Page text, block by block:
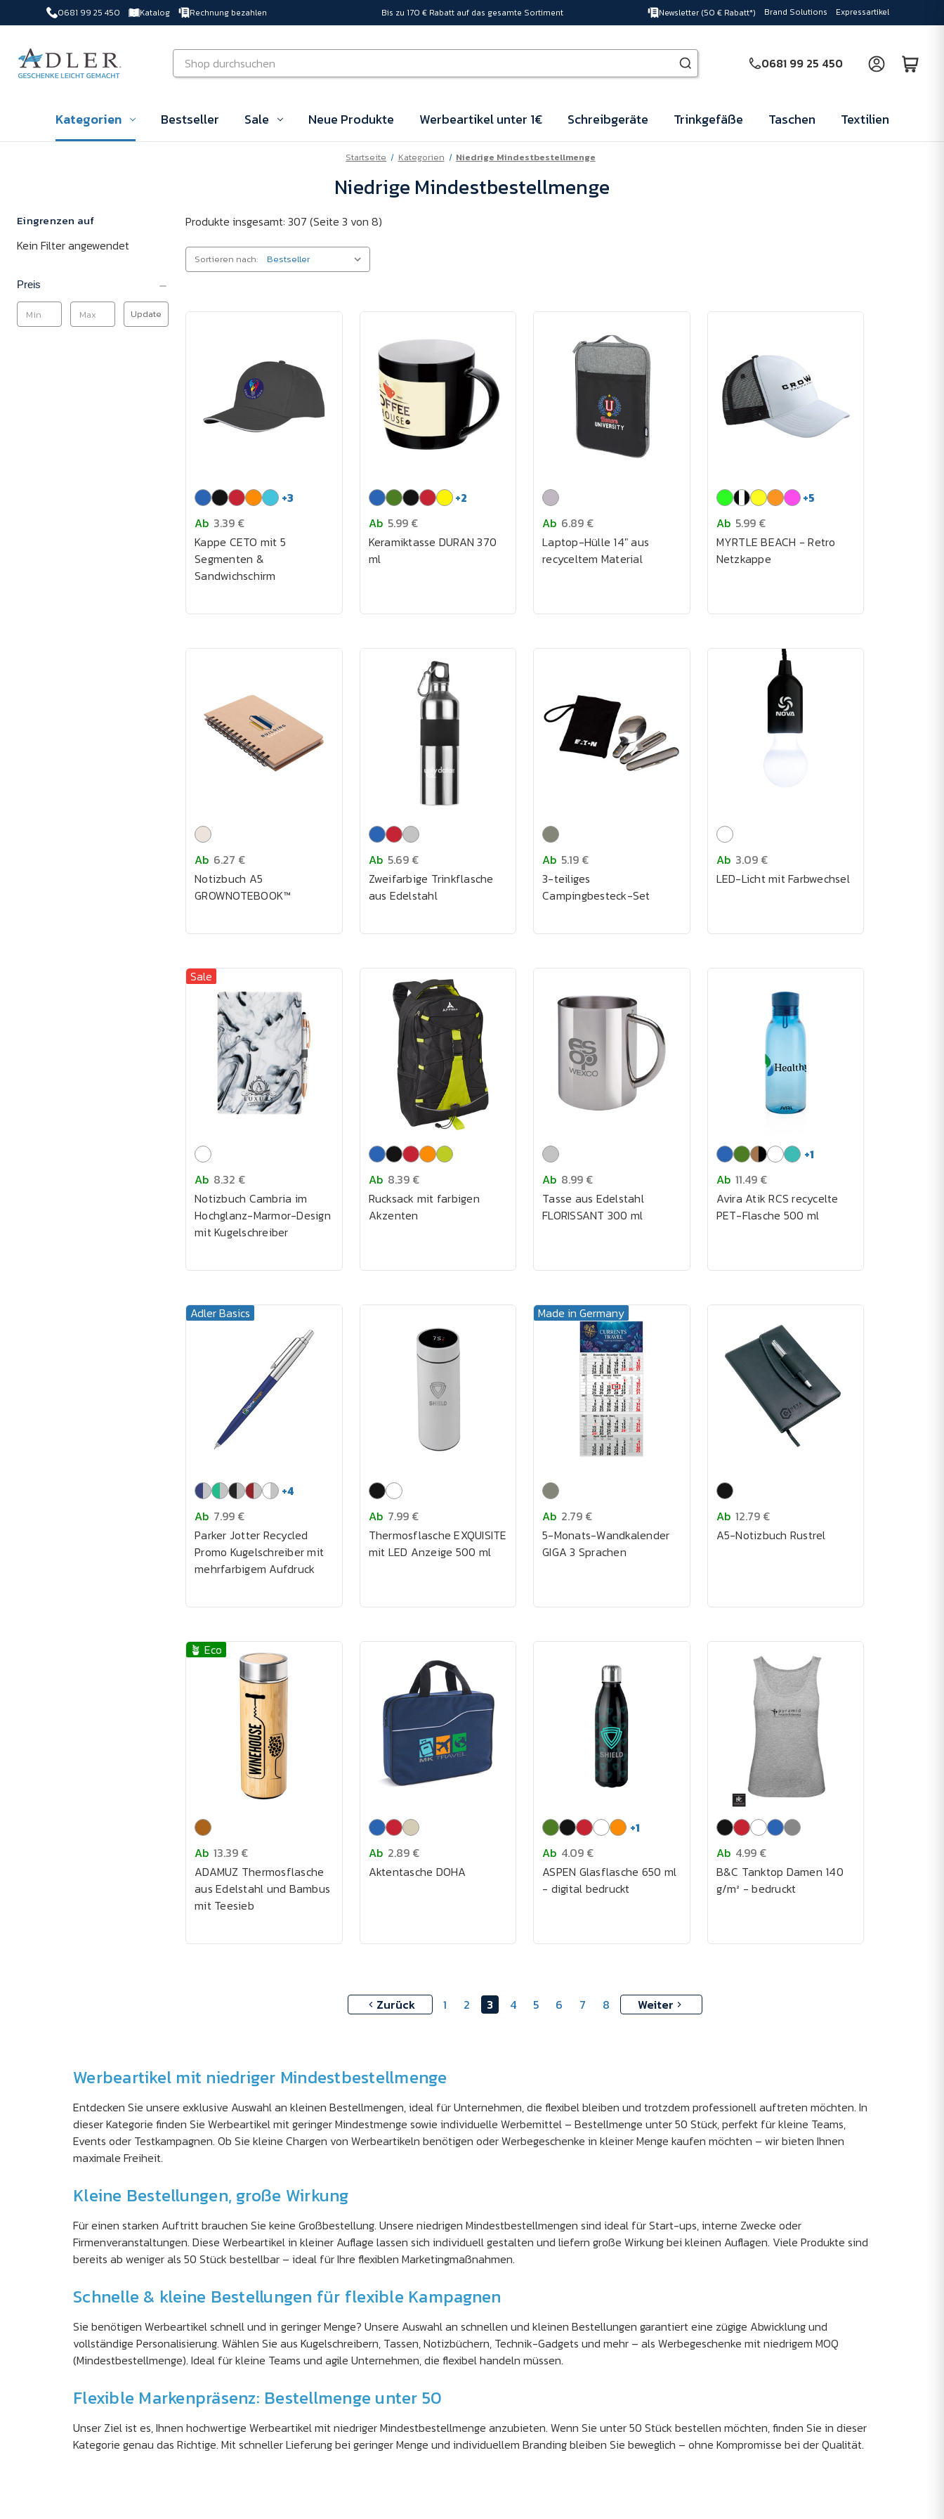
0681 99 25 450 Katalog Rechnung bezahlen Bis zu 170 € Rabatt auf das gesamte Sortiment Newsletter (50 € Rabatt*) Brand Solutions Expressartikel
Suchen
0681 99 25 450
Kategorien Bestseller Sale Neue Produkte Werbeartikel unter 1€ Schreibgeräte Trinkgefäße Taschen Textilien
Startseite Kategorien Niedrige Mindestbestellmenge
Niedrige Mindestbestellmenge
Eingrenzen auf
Kein Filter angewendet
Preis
Update
Produkte insgesamt: 307 (Seite 3 von 8)
Sortieren nach:
+3
Ab 3.39 €
Kappe CETO mit 5
Segmenten &
Sandwichschirm
+2
Ab 5.99 €
Keramiktasse DURAN 370
ml
Ab 6.89 €
Laptop-Hülle 14" aus
recyceltem Material
+5
Ab 5.99 €
MYRTLE BEACH - Retro
Netzkappe
Ab 6.27 €
Notizbuch A5
GROWNOTEBOOK™
Ab 5.69 €
Zweifarbige Trinkflasche
aus Edelstahl
Ab 5.19 €
3-teiliges
Campingbesteck-Set
Ab 3.09 €
LED-Licht mit Farbwechsel
Sale
Ab 8.32 €
Notizbuch Cambria im
Hochglanz-Marmor-Design
mit Kugelschreiber
Ab 8.39 €
Rucksack mit farbigen
Akzenten
Ab 8.99 €
Tasse aus Edelstahl
FLORISSANT 300 ml
+1
Ab 11.49 €
Avira Atik RCS recycelte
PET-Flasche 500 ml
Adler Basics
+4
Ab 7.99 €
Parker Jotter Recycled
Promo Kugelschreiber mit
mehrfarbigem Aufdruck
Ab 7.99 €
Thermosflasche EXQUISITE
mit LED Anzeige 500 ml
Made in Germany
Ab 2.79 €
5-Monats-Wandkalender
GIGA 3 Sprachen
Ab 12.79 €
A5-Notizbuch Rustrel
🪴 Eco
Ab 13.39 €
ADAMUZ Thermosflasche
aus Edelstahl und Bambus
mit Teesieb
Ab 2.89 €
Aktentasche DOHA
+1
Ab 4.09 €
ASPEN Glasflasche 650 ml
- digital bedruckt
Ab 4.99 €
B&C Tanktop Damen 140
g/m² - bedruckt
Zurück 1 2 3 4 5 6 7 8 Weiter
Werbeartikel mit niedriger Mindestbestellmenge
Entdecken Sie unsere exklusive Auswahl an kleinen Bestellmengen, ideal für Unternehmen, die flexibel bleiben und trotzdem professionell auftreten möchten. In
dieser Kategorie finden Sie Werbeartikel mit geringer Mindestmenge sowie individuelle Werbemittel – Bestellmenge unter 50 Stück, perfekt für kleine Teams,
Events oder Testkampagnen. Ob Sie kleine Chargen von Werbeartikeln benötigen oder Werbegeschenke in kleiner Menge kaufen möchten – wir bieten Ihnen
maximale Freiheit.
Kleine Bestellungen, große Wirkung
Für einen starken Auftritt brauchen Sie keine Großbestellung. Unsere niedrigen Mindestbestellmengen sind ideal für Start-ups, interne Zwecke oder
Firmenveranstaltungen. Diese Werbeartikel in kleiner Auflage lassen sich individuell gestalten und liefern große Wirkung bei kleinen Auflagen. Viele Produkte sind
bereits ab weniger als 50 Stück bestellbar – ideal für Ihre flexiblen Marketingmaßnahmen.
Schnelle & kleine Bestellungen für flexible Kampagnen
Sie benötigen Werbeartikel schnell und in geringer Menge? Unsere Auswahl an schnellen und kleinen Bestellungen garantiert eine zügige Abwicklung und
vollständige Personalisierung. Wählen Sie aus Kugelschreibern, Tassen, Notizbüchern, Technik-Gadgets und mehr – als Werbegeschenke mit niedrigem MOQ
(Mindestbestellmenge). Ideal für kleine Teams und agile Unternehmen, die flexibel handeln müssen.
Flexible Markenpräsenz: Bestellmenge unter 50
Unser Ziel ist es, Ihnen hochwertige Werbeartikel mit niedriger Mindestbestellmenge anzubieten. Wenn Sie unter 50 Stück bestellen möchten, finden Sie in dieser
Kategorie genau das Richtige. Mit schneller Lieferung bei geringer Menge und individuellem Branding bleiben Sie beweglich – ohne Kompromisse bei der Qualität.